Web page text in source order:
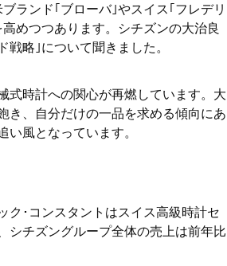
ランド｢ブローバ｣やスイス｢フレデリ
めつつあります。シチズンの大治良
略｣について聞きました。
式時計への関心が再燃しています。大
き、自分だけの一品を求める傾向にあ
風となっています。
ク･コンスタントはスイス高級時計セ
シチズングループ全体の売上は前年比